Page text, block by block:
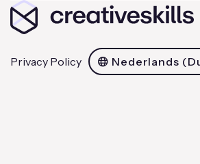
Privacy Policy Nederlands